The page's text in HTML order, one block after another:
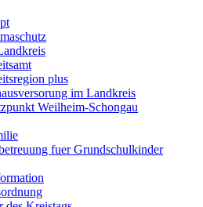
plus
im Landkreis
Weilheim-Schongau
fuer Grundschulkinder